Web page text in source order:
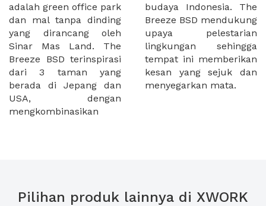
adalah green office park
dan mal tanpa dinding
yang dirancang oleh
Sinar Mas Land. The
Breeze BSD terinspirasi
dari 3 taman yang
berada di Jepang dan
USA, dengan
mengkombinasikan
budaya Indonesia. The
Breeze BSD mendukung
upaya pelestarian
lingkungan sehingga
tempat ini memberikan
kesan yang sejuk dan
menyegarkan mata.
Pilihan produk lainnya di XWORK